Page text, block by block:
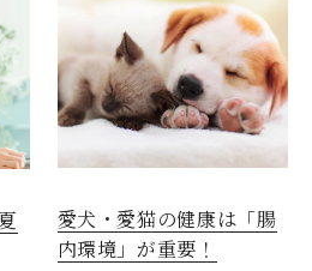
愛犬・愛猫の健康は「腸
内環境」が重要！